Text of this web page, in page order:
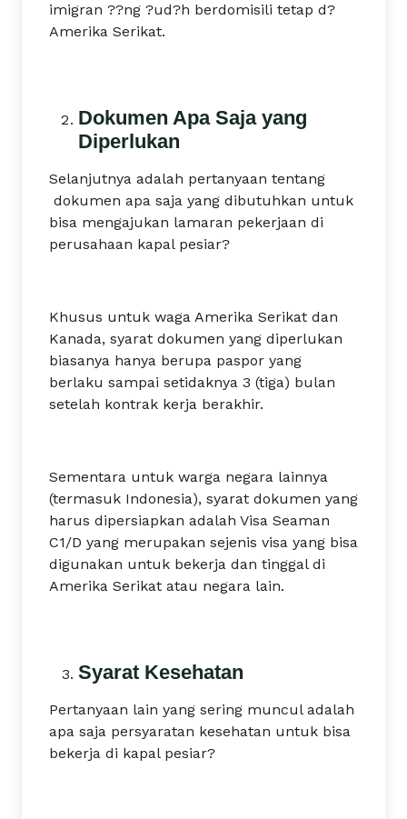
imigran ??ng ?ud?h berdomisili tetap d?
Amerika Serikat.
Dokumen Apa Saja yang
Diperlukan
Selanjutnya adalah pertanyaan tentang
dokumen apa saja yang dibutuhkan untuk
bisa mengajukan lamaran pekerjaan di
perusahaan kapal pesiar?
Khusus untuk waga Amerika Serikat dan
Kanada, syarat dokumen yang diperlukan
biasanya hanya berupa paspor yang
berlaku sampai setidaknya 3 (tiga) bulan
setelah kontrak kerja berakhir.
Sementara untuk warga negara lainnya
(termasuk Indonesia), syarat dokumen yang
harus dipersiapkan adalah Visa Seaman
C1/D yang merupakan sejenis visa yang bisa
digunakan untuk bekerja dan tinggal di
Amerika Serikat atau negara lain.
Syarat Kesehatan
Pertanyaan lain yang sering muncul adalah
apa saja persyaratan kesehatan untuk bisa
bekerja di kapal pesiar?